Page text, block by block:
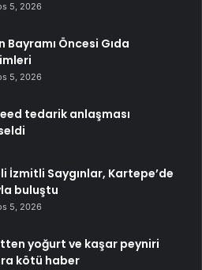
5, 2026
Bayramı Öncesi Gıda
5, 2026
tedarik anlaşması
İzmitli Saygınlar, Kartepe’de
buluştu
5, 2026
yoğurt ve kaşar peyniri
kötü haber